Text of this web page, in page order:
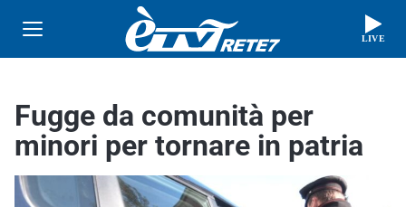
LIVE
Fugge da comunità per
minori per tornare in patria